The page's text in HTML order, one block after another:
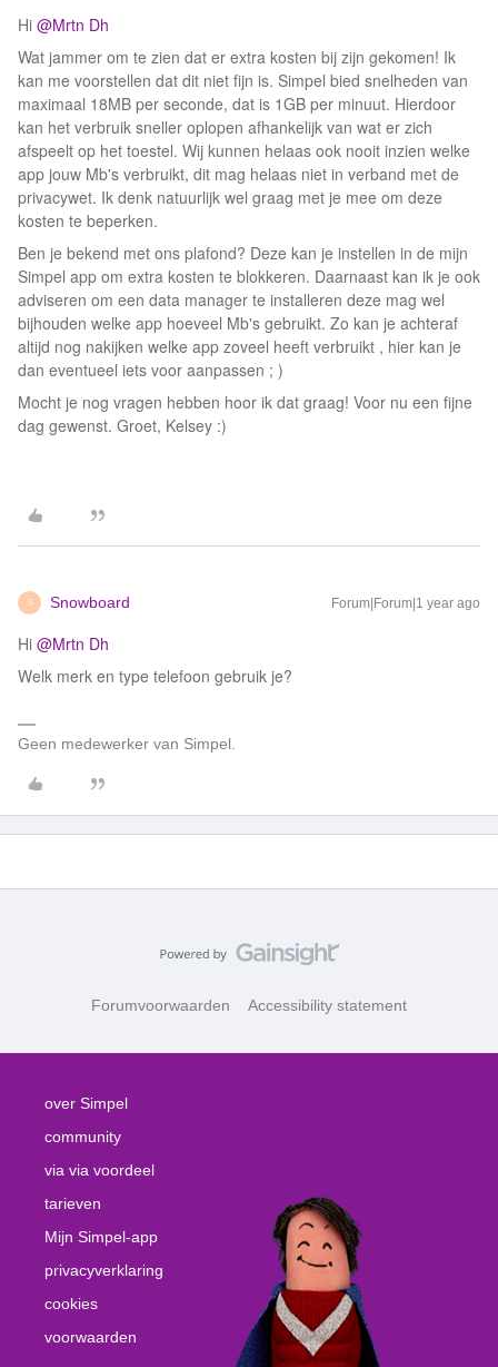
Hi ​ @Mrtn Dh
Wat jammer om te zien dat er extra kosten bij zijn gekomen! Ik
kan me voorstellen dat dit niet fijn is. Simpel bied snelheden van
maximaal 18MB per seconde, dat is 1GB per minuut. Hierdoor
kan het verbruik sneller oplopen afhankelijk van wat er zich
afspeelt op het toestel. Wij kunnen helaas ook nooit inzien welke
app jouw Mb's verbruikt, dit mag helaas niet in verband met de
privacywet. Ik denk natuurlijk wel graag met je mee om deze
kosten te beperken.
Ben je bekend met ons plafond? Deze kan je instellen in de mijn
Simpel app om extra kosten te blokkeren. Daarnaast kan ik je ook
adviseren om een data manager te installeren deze mag wel
bijhouden welke app hoeveel Mb's gebruikt. Zo kan je achteraf
altijd nog nakijken welke app zoveel heeft verbruikt , hier kan je
dan eventueel iets voor aanpassen ; )
Mocht je nog vragen hebben hoor ik dat graag! Voor nu een fijne
dag gewenst. Groet, Kelsey :)
S Snowboard Forum|Forum|1 year ago
Hi ​ @Mrtn Dh
Welk merk en type telefoon gebruik je?
Geen medewerker van Simpel.
Forumvoorwaarden Accessibility statement
over Simpel
community
via via voordeel
tarieven
Mijn Simpel-app
privacyverklaring
cookies
voorwaarden